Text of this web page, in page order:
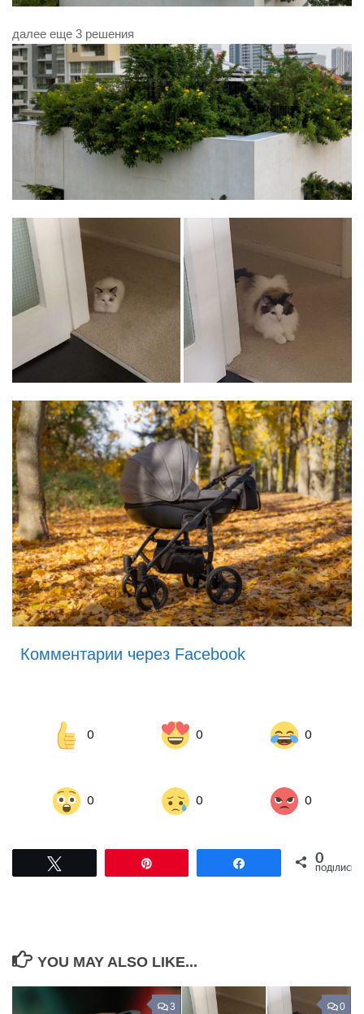
далее еще 3 решения
Комментарии через Facebook
0 0 0
0 0 0
Поділитися0
ПОДІЛИСЬ
YOU MAY ALSO LIKE...
3 0